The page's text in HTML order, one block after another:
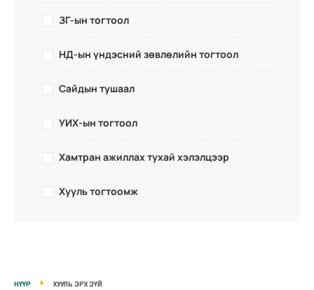
ЗГ-ын тогтоол
НД-ын үндэсний зөвлөлийн тогтоол
Сайдын тушаал
УИХ-ын тогтоол
Хамтран ажиллах тухай хэлэлцээр
Хууль тогтоомж
НҮҮР ХУУЛЬ ЭРХ ЗҮЙ